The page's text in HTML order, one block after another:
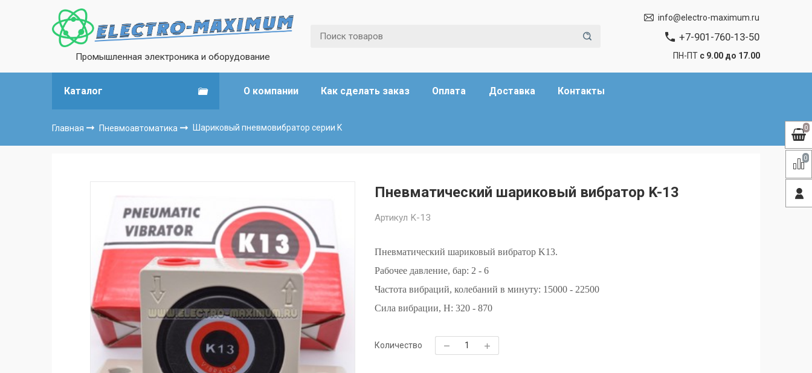
Промышленная электроника и оборудование
info@electro-maximum.ru
+7-901-760-13-50
ПН-ПТ с 9.00 до 17.00
Каталог О компании Как сделать заказ Оплата Доставка Контакты
Главная Пневмоавтоматика Шариковый пневмовибратор серии K
Артикул K-13
Пневматический шариковый вибратор K-13
Пневматический шариковый вибратор K13.
Рабочее давление, бар: 2 - 6
Частота вибраций, колебаний в минуту: 15000 - 22500
Сила вибрации, H: 320 - 870
Количество
0
0